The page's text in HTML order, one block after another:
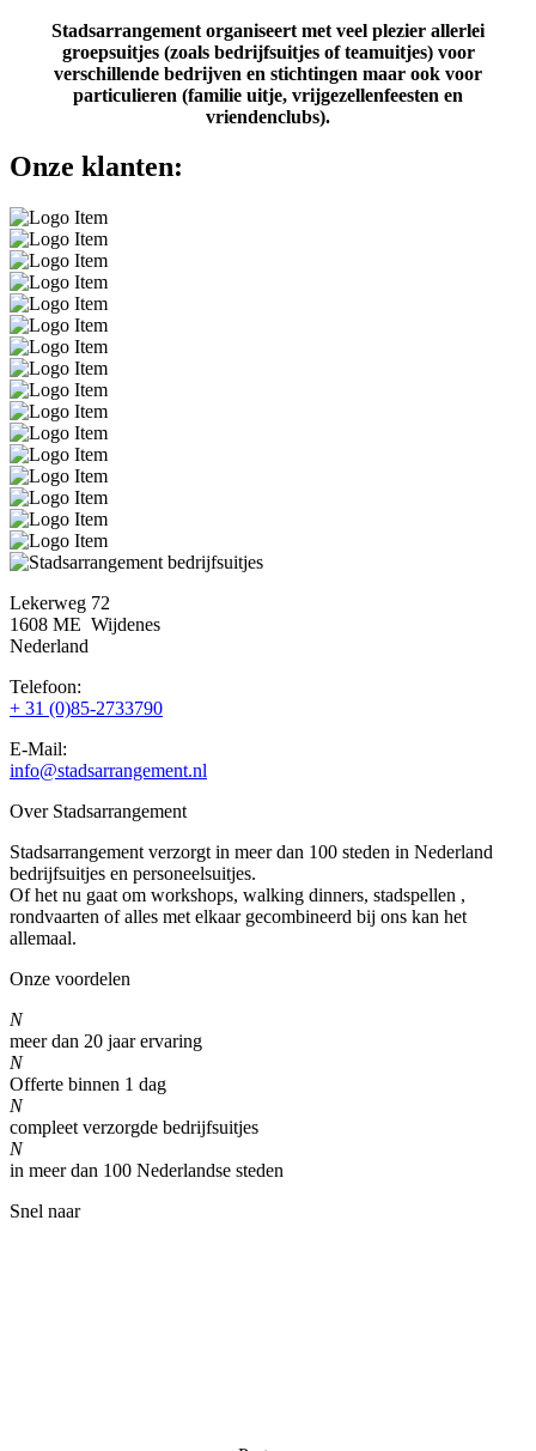
Stadsarrangement organiseert met veel plezier allerlei
groepsuitjes (zoals bedrijfsuitjes of teamuitjes) voor
verschillende bedrijven en stichtingen maar ook voor
particulieren (familie uitje, vrijgezellenfeesten en
vriendenclubs).
Onze klanten:
Lekerweg 72
1608 ME Wijdenes
Nederland
Telefoon:
+ 31 (0)85-2733790
E-Mail:
info@stadsarrangement.nl
Over Stadsarrangement
Stadsarrangement verzorgt in meer dan 100 steden in Nederland
bedrijfsuitjes en personeelsuitjes.
Of het nu gaat om workshops, walking dinners, stadspellen ,
rondvaarten of alles met elkaar gecombineerd bij ons kan het
allemaal.
Onze voordelen
N
meer dan 20 jaar ervaring
N
Offerte binnen 1 dag
N
compleet verzorgde bedrijfsuitjes
N
in meer dan 100 Nederlandse steden
Snel naar